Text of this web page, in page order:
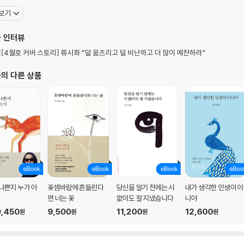
의 노래
자
남은 것
누가 남는가
있는 것
는 기도
배운 것
기
인터뷰
[4월호 커버 스토리] 류시화 “덜 움츠리고 덜 비난하고 더 많이 예찬하라”
의 다른 상품
쁜지 누가 아
원
꽃샘바람에 흔들린다
면 너는 꽃
9,500원
당신을 알기 전에는 시
없이도 잘 지냈습니다
11,200원
내가 생각한 인생이 아
니야
12,600원